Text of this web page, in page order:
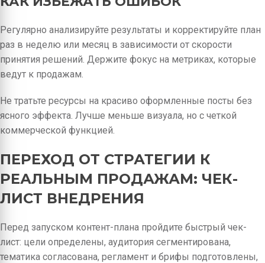
Регулярно анализируйте результаты и корректируйте план
раз в неделю или месяц в зависимости от скорости
принятия решений. Держите фокус на метриках, которые
ведут к продажам.
Не тратьте ресурсы на красиво оформленные посты без
ясного эффекта. Лучше меньше визуала, но с четкой
коммерческой функцией.
ПЕРЕХОД ОТ СТРАТЕГИИ К
РЕАЛЬНЫМ ПРОДАЖАМ: ЧЕК-
ЛИСТ ВНЕДРЕНИЯ
Перед запуском контент-плана пройдите быстрый чек-
лист: цели определены, аудитория сегментирована,
тематика согласована, регламент и брифы подготовлены,